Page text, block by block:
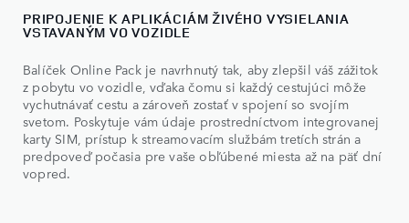
PRIPOJENIE K APLIKÁCIÁM ŽIVÉHO VYSIELANIA
VSTAVANÝM VO VOZIDLE
Balíček Online Pack je navrhnutý tak, aby zlepšil váš zážitok
z pobytu vo vozidle, vďaka čomu si každý cestujúci môže
vychutnávať cestu a zároveň zostať v spojení so svojím
svetom. Poskytuje vám údaje prostredníctvom integrovanej
karty SIM, prístup k streamovacím službám tretích strán a
predpoveď počasia pre vaše obľúbené miesta až na päť dní
vopred.